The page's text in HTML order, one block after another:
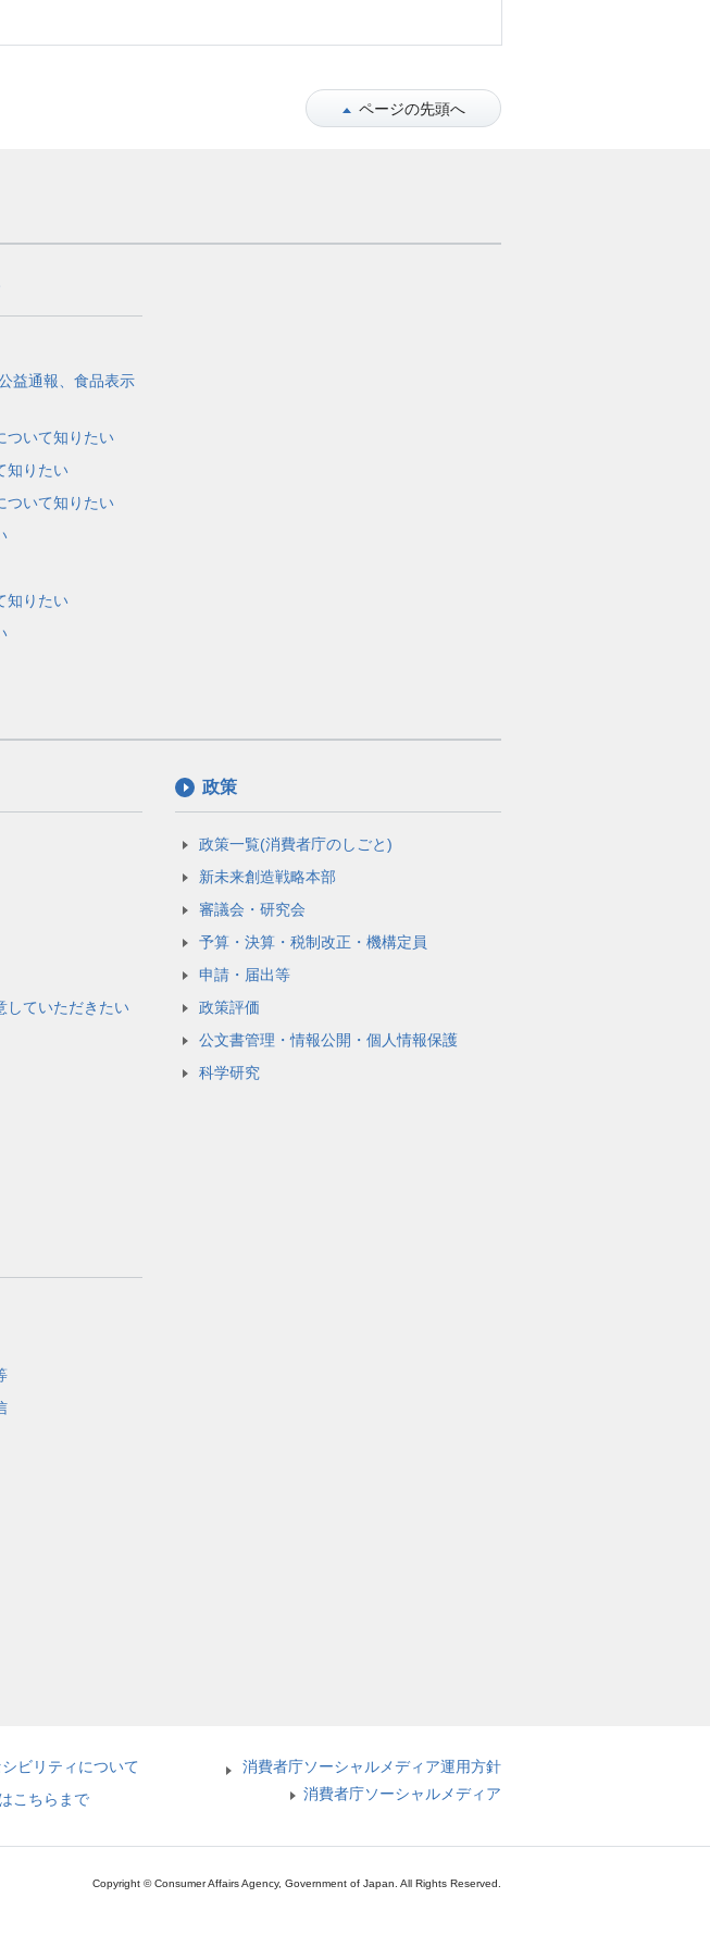
ページの先頭へ
益通報、食品表示
ついて知りたい
知りたい
ついて知りたい
知りたい
していただきたい
政策
政策一覧(消費者庁のしごと)
新未来創造戦略本部
審議会・研究会
予算・決算・税制改正・機構定員
申請・届出等
政策評価
公文書管理・情報公開・個人情報保護
科学研究
ビリティについて
こちらまで
消費者庁ソーシャルメディア運用方針
消費者庁ソーシャルメディア
Copyright © Consumer Affairs Agency, Government of Japan. All Rights Reserved.